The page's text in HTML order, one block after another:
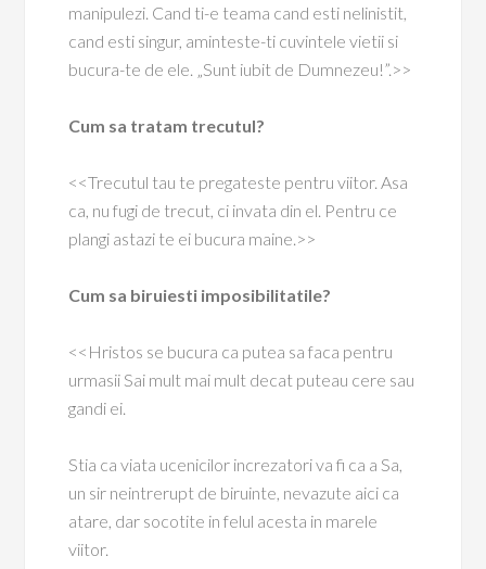
manipulezi. Cand ti-e teama cand esti nelinistit,
cand esti singur, aminteste-ti cuvintele vietii si
bucura-te de ele. „Sunt iubit de Dumnezeu!”.>>
Cum sa tratam trecutul?
<<Trecutul tau te pregateste pentru viitor. Asa
ca, nu fugi de trecut, ci invata din el. Pentru ce
plangi astazi te ei bucura maine.>>
Cum sa biruiesti imposibilitatile?
<<Hristos se bucura ca putea sa faca pentru
urmasii Sai mult mai mult decat puteau cere sau
gandi ei.
Stia ca viata ucenicilor increzatori va fi ca a Sa,
un sir neintrerupt de biruinte, nevazute aici ca
atare, dar socotite in felul acesta in marele
viitor.